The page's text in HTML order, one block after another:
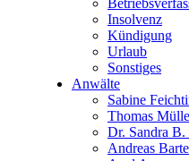
Insolvenz
Kündigung
Urlaub
Sonstiges
Anwälte
Sabine
Thomas
Dr. Sandra
Andreas